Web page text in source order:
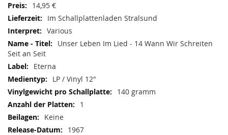
14,95 €
Im Schallplattenladen Stralsund
Various
Unser Leben Im Lied - 14 Wann Wir Schreiten
Seit an Seit
Eterna
LP / Vinyl 12"
140 gramm
1
Keine
1967